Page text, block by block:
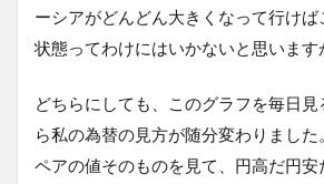
ーシアがどんどん大きくなって行け
状態ってわけにはいかないと思います
どちらにしても、このグラフを毎日
ら私の為替の見方が随分変わりまし
ペアの値そのものを見て、円高だ円